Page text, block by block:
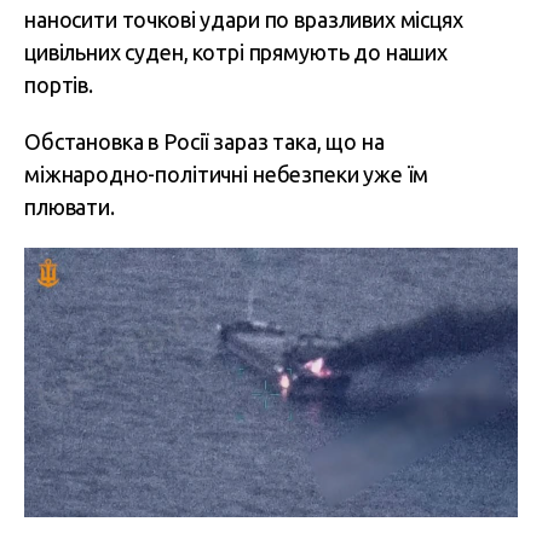
наносити точкові удари по вразливих місцях
цивільних суден, котрі прямують до наших
портів.
Обстановка в Росії зараз така, що на
міжнародно-політичні небезпеки уже їм
плювати.